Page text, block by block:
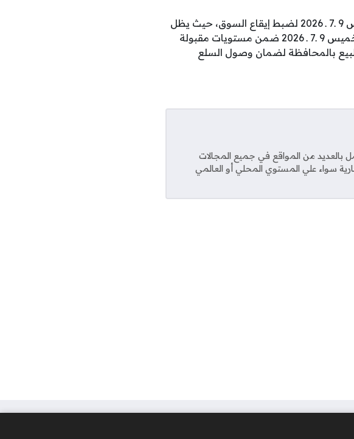
تستمر الجهات المعنية في مراقبة حركة سعر الفراخ بالقليوبية الخميس 9 ـ7 ـ 2026 لضبط إيقاع السوق، حيث يظل
التنافس بين التجار عاملاً أساسياً في استقرار سعر الفراخ بالقليوبية الخميس 9 ـ7 ـ 2026 ضمن مستويات مقبولة
بالمحافظة لضمان وصول السلع
السعودي أكتب من 15 سنة وأعمل بالعديد من المواقع في جميع المجالات
سواء علي المستوي المحلي أو العالمي